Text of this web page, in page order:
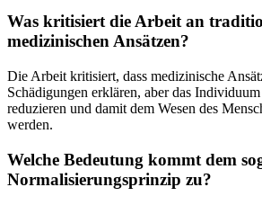
Was kritisiert die Arbeit an
medizinischen Ansätzen?
Die Arbeit kritisiert, dass medizinische
Schädigungen erklären, aber das
reduzieren und damit dem Wesen des
werden.
Welche Bedeutung kommt dem
Normalisierungsprinzip zu?